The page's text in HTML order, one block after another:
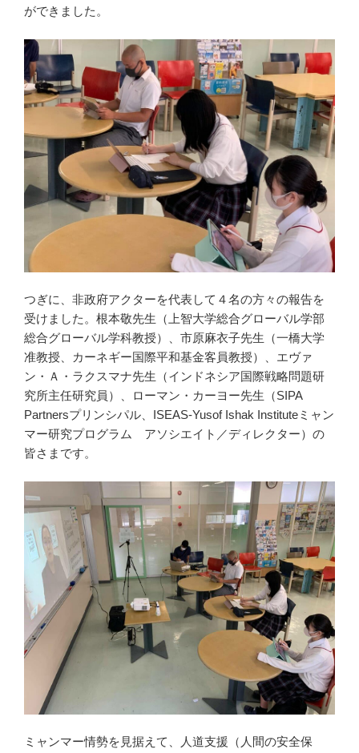
ができました。
つぎに、非政府アクターを代表して４名の方々の報告を
受けました。根本敬先生（上智大学総合グローバル学部
総合グローバル学科教授）、市原麻衣子先生（一橋大学
准教授、カーネギー国際平和基金客員教授）、エヴァ
ン・Ａ・ラクスマナ先生（インドネシア国際戦略問題研
究所主任研究員）、ローマン・カーヨー先生（SIPA
Partnersプリンシパル、ISEAS-Yusof Ishak Instituteミャン
マー研究プログラム アソシエイト／ディレクター）の
皆さまです。
ミャンマー情勢を見据えて、人道支援（人間の安全保